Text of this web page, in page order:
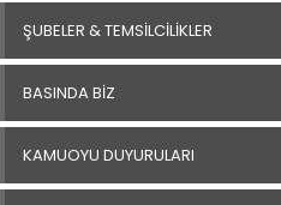
ŞUBELER & TEMSİLCİLİKLER
BASINDA BİZ
KAMUOYU DUYURULARI